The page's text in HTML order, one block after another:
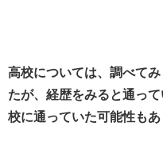
高校については、調べて
たが、経歴をみると通っ
校に通っていた可能性もあ